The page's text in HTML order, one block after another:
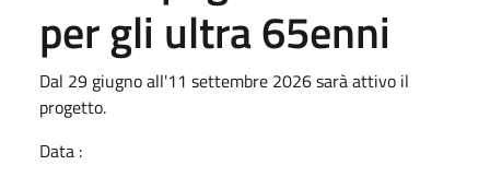
per gli ultra 65enni
Dal 29 giugno all'11 settembre 2026 sarà attivo il
progetto.
Data :